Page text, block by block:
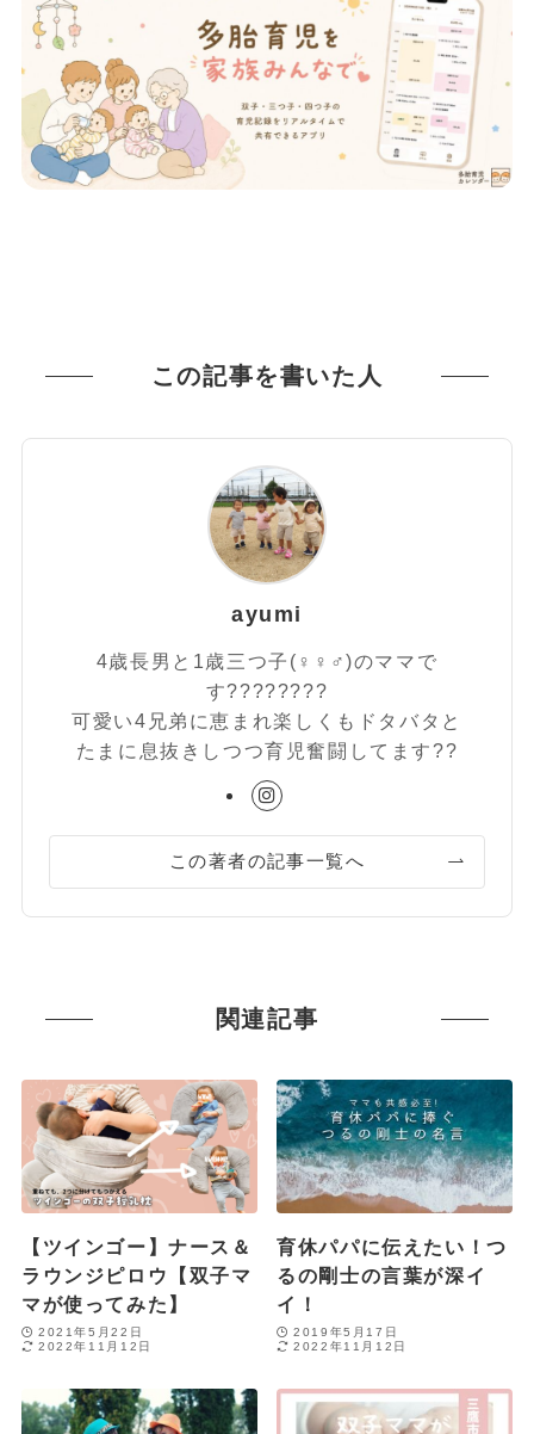
この記事を書いた人
ayumi
4歳長男と1歳三つ子(♀♀♂)のママで
す????????
可愛い4兄弟に恵まれ楽しくもドタバタと
たまに息抜きしつつ育児奮闘してます??
この著者の記事一覧へ
関連記事
【ツインゴー】ナース＆
ラウンジピロウ【双子マ
マが使ってみた】
2021年5月22日
2022年11月12日
育休パパに伝えたい！つ
るの剛士の言葉が深イ
イ！
2019年5月17日
2022年11月12日